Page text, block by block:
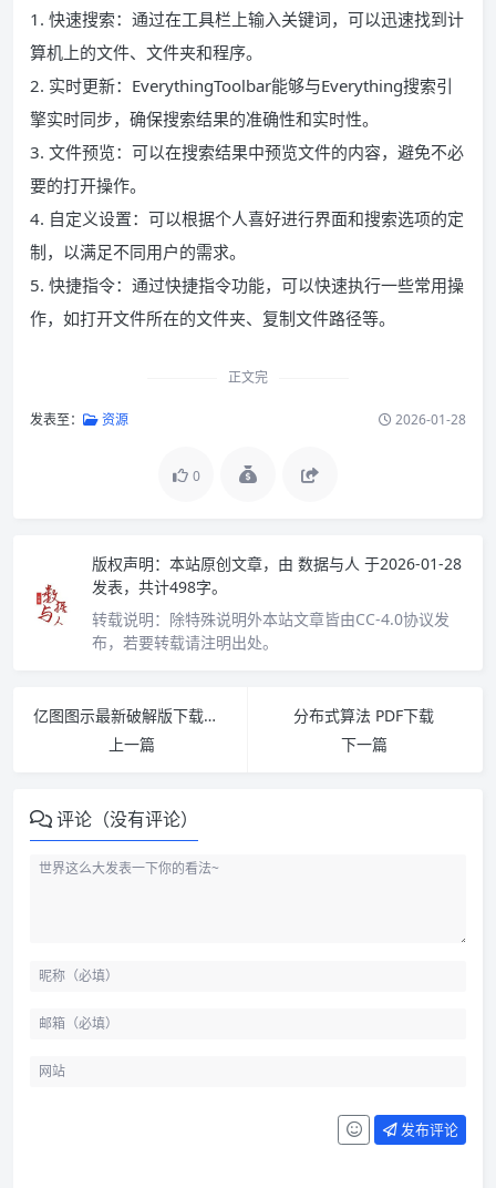
1. 快速搜索：通过在工具栏上输入关键词，可以迅速找到计
算机上的文件、文件夹和程序。
2. 实时更新：EverythingToolbar能够与Everything搜索引
擎实时同步，确保搜索结果的准确性和实时性。
3. 文件预览：可以在搜索结果中预览文件的内容，避免不必
要的打开操作。
4. 自定义设置：可以根据个人喜好进行界面和搜索选项的定
制，以满足不同用户的需求。
5. 快捷指令：通过快捷指令功能，可以快速执行一些常用操
作，如打开文件所在的文件夹、复制文件路径等。
正文完
发表至： 资源 2026-01-28
0
版权声明： 本站原创文章，由 数据与人 于2026-01-28
发表，共计498字。
转载说明： 除特殊说明外本站文章皆由CC-4.0协议发
布，若要转载请注明出处。
亿图图示最新破解版下载及安装使用教程
上一篇
分布式算法 PDF下载
下一篇
评论（没有评论）
发布评论